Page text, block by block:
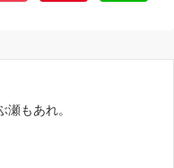
もあれ。